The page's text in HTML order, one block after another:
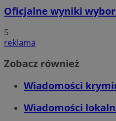
Oficjalne wyniki
5
reklama
Zobacz również
Wiadomości
Wiadomości